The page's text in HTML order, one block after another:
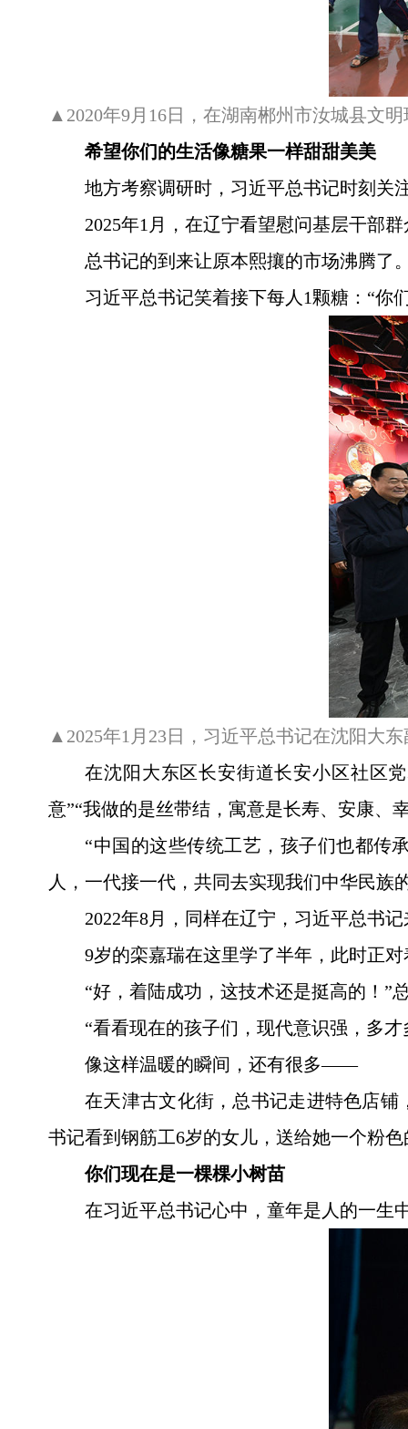
▲2020年9月16日，在湖南郴州市汝城县文
希望你们的生活像糖果一样甜甜美美
地方考察调研时，习近平总书记时刻关
2025年1月，在辽宁看望慰问基层干部
总书记的到来让原本熙攘的市场沸腾了
习近平总书记笑着接下每人1颗糖：“你
▲2025年1月23日，习近平总书记在沈阳大
在沈阳大东区长安街道长安小区社区
意”“我做的是丝带结，寓意是长寿、安康
“中国的这些传统工艺，孩子们也都传
人，一代接一代，共同去实现我们中华民族
2022年8月，同样在辽宁，习近平总书
9岁的栾嘉瑞在这里学了半年，此时正
“好，着陆成功，这技术还是挺高的！”
“看看现在的孩子们，现代意识强，多
像这样温暖的瞬间，还有很多——
在天津古文化街，总书记走进特色店
书记看到钢筋工6岁的女儿，送给她一个粉
你们现在是一棵棵小树苗
在习近平总书记心中，童年是人的一生